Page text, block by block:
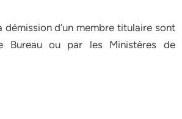
démission d’un membre titulaire sont
Bureau ou par les Ministères de